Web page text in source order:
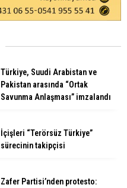
Türkiye, Suudi Arabistan ve
Pakistan arasında “Ortak
Savunma Anlaşması” imzalandı
İçişleri “Terörsüz Türkiye”
sürecinin takipçisi
Zafer Partisi’nden protesto: